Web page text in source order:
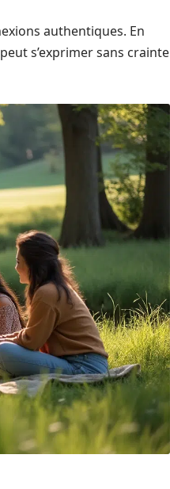
authentiques. En
s’exprimer sans crainte